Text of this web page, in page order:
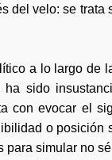
del velo: se trata
a lo largo de
ha sido
con evocar el
o posición
simular no